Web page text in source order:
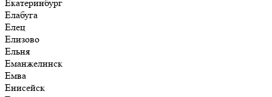
Екатеринбург
Елабуга
Елец
Елизово
Ельня
Еманжелинск
Емва
Енисейск